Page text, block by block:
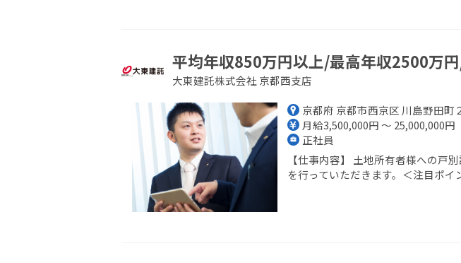
平均年収850万円以上/最高年収2500万
大東建託株式会社 京都西支店
京都府 京都市西京区 川島野
月給3,500,000円 ～ 25,000,000円
正社員
【仕事内容】 土地所有者様への戸
を行っていただきます。＜注目ポイ